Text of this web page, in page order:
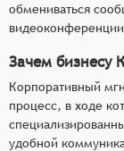
обмениваться
Зачем бизнесу
Корпоративный
процесс, в ходе
удобной